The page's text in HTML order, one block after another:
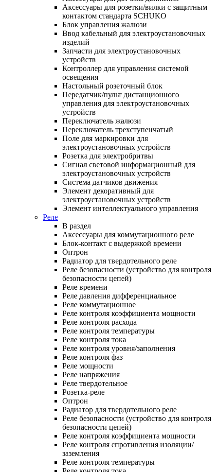
Аксессуары для розетки/вилки с защитным
контактом стандарта SCHUKO
Блок управления жалюзи
Ввод кабельный для электроустановочных
изделий
Запчасти для электроустановочных
устройств
Контроллер для управления системой
освещения
Настольный розеточный блок
Передатчик/пульт дистанционного
управления для электроустановочных
устройств
Переключатель жалюзи
Переключатель трехступенчатый
Поле для маркировки для
электроустановочных устройств
Розетка для электробритвы
Сигнал световой информационный для
электроустановочных устройств
Система датчиков движения
Элемент декоративный для
электроустановочных устройств
Элемент интеллектуального управления
Реле
В раздел
Аксессуары для коммутационного реле
Блок-контакт с выдержкой времени
Оптрон
Радиатор для твердотельного реле
Реле безопасности (устройство для контроля
безопасности цепей)
Реле времени
Реле давления дифференциальное
Реле коммутационное
Реле контроля коэффициента мощности
Реле контроля расхода
Реле контроля температуры
Реле контроля тока
Реле контроля уровня/заполнения
Реле контроля фаз
Реле мощности
Реле напряжения
Реле твердотельное
Розетка-реле
Оптрон
Радиатор для твердотельного реле
Реле безопасности (устройство для контроля
безопасности цепей)
Реле контроля коэффициента мощности
Реле контроля спротивления изоляции/
заземления
Реле контроля температуры